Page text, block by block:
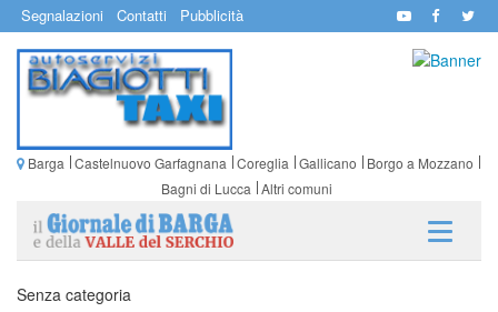
Segnalazioni Contatti Pubblicità
Barga Castelnuovo Garfagnana Coreglia Gallicano
Borgo a Mozzano
Bagni di Lucca Altri comuni
Senza categoria